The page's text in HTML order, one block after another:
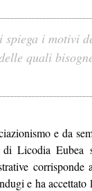
i motivi
quali
e da
Licodia Eubea
corrisponde
e ha accettato